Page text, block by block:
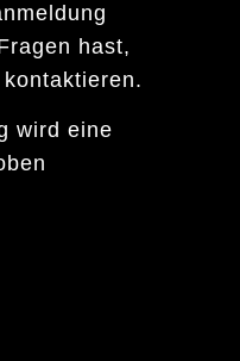
hast,
wird eine